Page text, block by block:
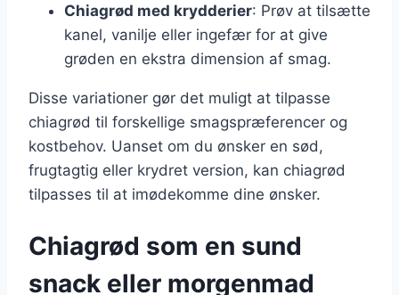
Chiagrød med krydderier: Prøv at tilsætte
kanel, vanilje eller ingefær for at give
grøden en ekstra dimension af smag.
Disse variationer gør det muligt at tilpasse
chiagrød til forskellige smagspræferencer og
kostbehov. Uanset om du ønsker en sød,
frugtagtig eller krydret version, kan chiagrød
tilpasses til at imødekomme dine ønsker.
Chiagrød som en sund
snack eller morgenmad